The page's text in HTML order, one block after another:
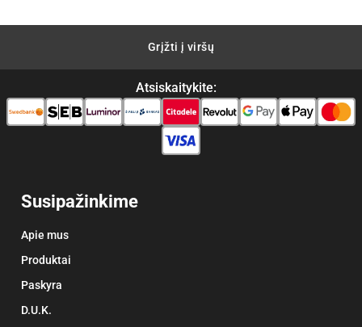
Grįžti į viršų
Atsiskaitykite:
Susipažinkime
Apie mus
Produktai
Paskyra
D.U.K.